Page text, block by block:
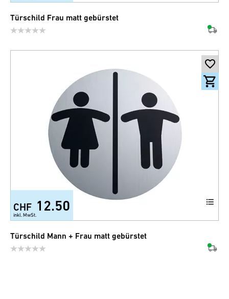
Türschild Frau matt gebürstet
CHF 12.50
inkl. MwSt.
Türschild Mann + Frau matt gebürstet